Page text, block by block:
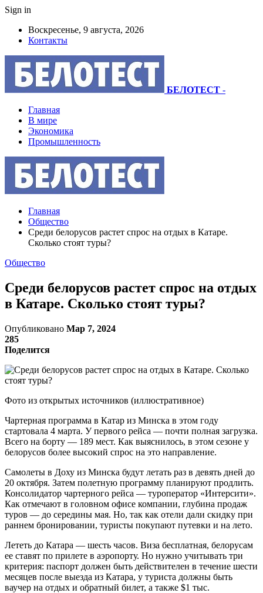
Sign in
Воскресенье, 9 августа, 2026
Контакты
БЕЛОТЕСТ -
Главная
В мире
Экономика
Промышленность
Главная
Общество
Среди белорусов растет спрос на отдых в Катаре.
Сколько стоят туры?
Общество
Среди белорусов растет спрос на отдых
в Катаре. Сколько стоят туры?
Опубликовано Мар 7, 2024
285
Поделится
Фото из открытых источников (иллюстративное)
Чартерная программа в Катар из Минска в этом году
стартовала 4 марта. У первого рейса — почти полная загрузка.
Всего на борту — 189 мест. Как выяснилось, в этом сезоне у
белорусов более высокий спрос на это направление.
Самолеты в Доху из Минска будут летать раз в девять дней до
20 октября. Затем полетную программу планируют продлить.
Консолидатор чартерного рейса — туроператор «Интерсити».
Как отмечают в головном офисе компании, глубина продаж
туров — до середины мая. Но, так как отели дали скидку при
раннем бронировании, туристы покупают путевки и на лето.
Лететь до Катара — шесть часов. Виза бесплатная, белорусам
ее ставят по прилете в аэропорту. Но нужно учитывать три
критерия: паспорт должен быть действителен в течение шести
месяцев после выезда из Катара, у туриста должны быть
ваучер на отдых и обратный билет, а также $1 тыс.